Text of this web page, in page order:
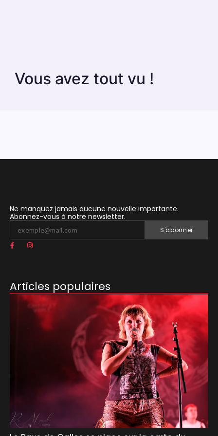
Vous avez tout vu !
Ne manquez jamais aucune nouvelle importante.
Abonnez-vous à notre newsletter.
S'abonner
Articles populaires